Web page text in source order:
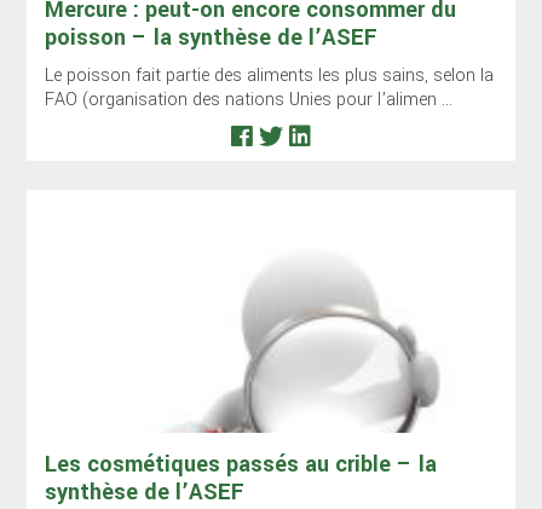
Mercure : peut-on encore consommer du
poisson – la synthèse de l’ASEF
Le poisson fait partie des aliments les plus sains, selon la
FAO (organisation des nations Unies pour l’alimen ...
Les cosmétiques passés au crible – la
synthèse de l’ASEF